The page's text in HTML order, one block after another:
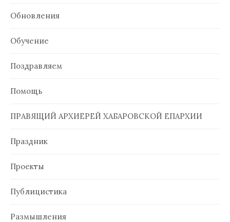
Обновления
Обучение
Поздравляем
Помощь
ПРАВЯЩИЙ АРХИЕРЕЙ ХАБАРОВСКОЙ ЕПАРХИИ
Праздник
Проекты
Публицистика
Размышления